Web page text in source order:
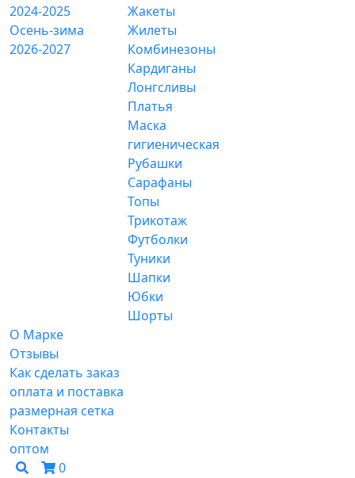
2024-2025
Осень-зима
2026-2027
Жакеты
Жилеты
Комбинезоны
Кардиганы
Лонгсливы
Платья
Маска
гигиеническая
Рубашки
Сарафаны
Топы
Трикотаж
Футболки
Туники
Шапки
Юбки
Шорты
О Марке
Отзывы
Как сделать заказ
оплата и поставка
размерная сетка
Контакты
оптом
0